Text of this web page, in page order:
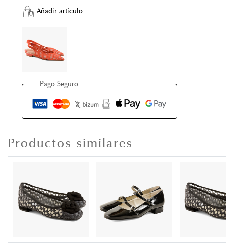
Añadir artículo
Pago Seguro
Productos similares